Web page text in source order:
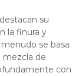
su
la finura y
se basa
mezcla de
con